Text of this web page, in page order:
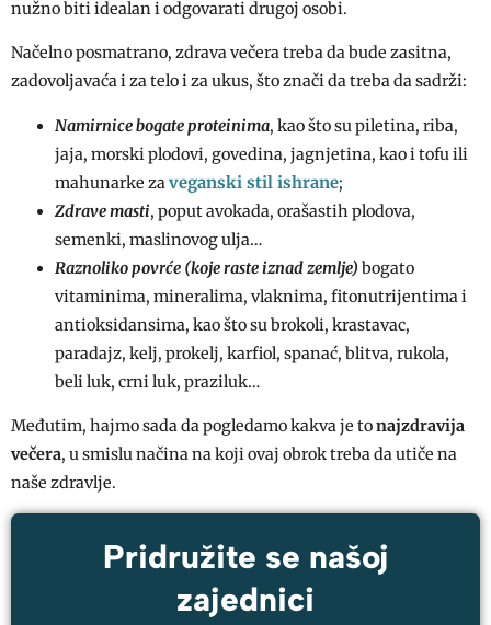
nužno biti idealan i odgovarati drugoj osobi.
Načelno posmatrano, zdrava večera treba da bude zasitna,
zadovoljavaća i za telo i za ukus, što znači da treba da sadrži:
Namirnice bogate proteinima, kao što su piletina, riba,
jaja, morski plodovi, govedina, jagnjetina, kao i tofu ili
mahunarke zaveganski stil ishrane;
Zdrave masti, poput avokada, orašastih plodova,
semenki, maslinovog ulja…
Raznoliko povrće (koje raste iznad zemlje) bogato
vitaminima, mineralima, vlaknima, fitonutrijentima i
antioksidansima, kao što su brokoli, krastavac,
paradajz, kelj, prokelj, karfiol, spanać, blitva, rukola,
beli luk, crni luk, praziluk…
Međutim, hajmo sada da pogledamo kakva je tonajzdravija
večera, u smislu načina na koji ovaj obrok treba da utiče na
naše zdravlje.
Pridružite se našoj
zajednici